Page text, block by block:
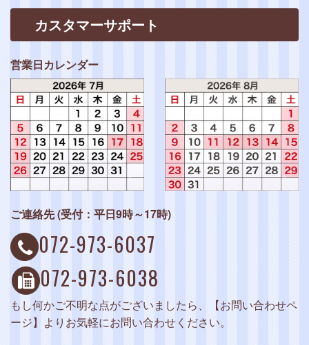
カスタマーサポート
営業日カレンダー
ご連絡先 (受付：平日9時～17時)
072-973-6037
072-973-6038
もし何かご不明な点がございましたら、【お問い合わせペ
ージ】よりお気軽にお問い合わせください。